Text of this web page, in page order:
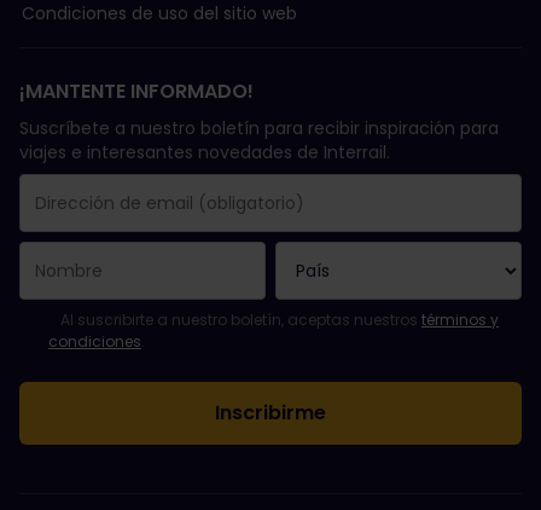
Condiciones de uso del sitio web
¡MANTENTE INFORMADO!
Suscríbete a nuestro boletín para recibir inspiración para
viajes e interesantes novedades de Interrail.
Se suscribió con éxito.
El campo de dirección de email es obligatorio.
La dirección de email no es válida.
Ha habido un fallo al suscribirte al boletín. Vuelve a intentarlo
¡Ya te has suscrito a este boletín!
Acepta los términos y condiciones para suscribirte al boletín
Al suscribirte a nuestro boletín, aceptas nuestros términos y
condiciones.